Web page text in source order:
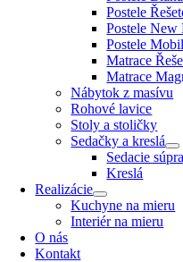
Postele
Postele New
Postele
Matrace
Matrace
Nábytok z masívu
Rohové lavice
Stoly a stoličky
Sedačky a kreslá
Sedacie
Kreslá
Realizácie
Kuchyne na mieru
Interiér na mieru
O nás
Kontakt